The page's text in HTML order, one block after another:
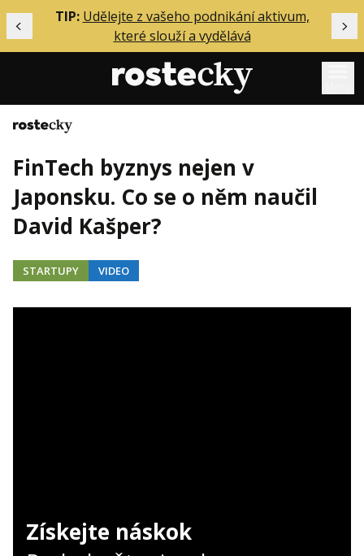
Předchozí
TIP: Udělejte z vašeho podnikání aktivum,
které slouží a vydělává
Mentoring
Podcasty
Solo
Akce
O mně
Domů
FinTech byznys nejen v
Japonsku. Co se o něm naučil
David Kašper?
STARTUPY VIDEO
Získejte náskok